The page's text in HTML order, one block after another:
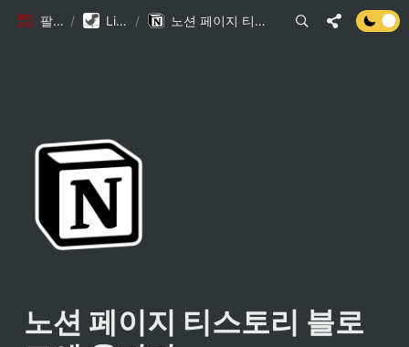
팔만코딩경 / Library DB / 노션 페이지 티스토리 블로그에 옮기기
노션 페이지 티스토리 블로